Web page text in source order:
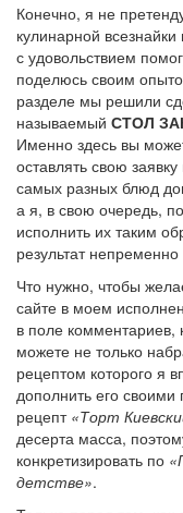
Конечно, я не
кулинарной
с удовольствием
поделюсь своим
разделе мы решили
называемый СТОЛ
Именно здесь вы
оставлять свою
самых разных блюд
а я, в свою очередь,
исполнить их таким
результат
Что нужно, чтобы
сайте в моем
в поле
можете не только
рецептом которого я
дополнить его
рецепт «Торт
десерта масса,
конкретизировать по
детстве».